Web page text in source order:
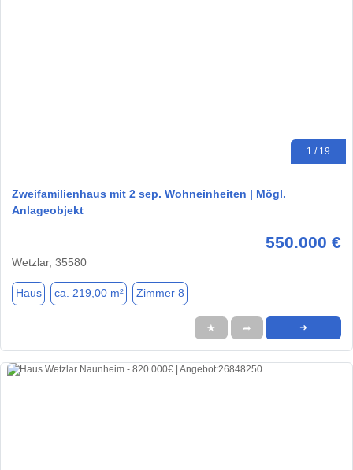
1 / 19
Zweifamilienhaus mit 2 sep. Wohneinheiten | Mögl.
Anlageobjekt
550.000 €
Wetzlar, 35580
Haus ca. 219,00 m² Zimmer 8
★ ➦ ➜